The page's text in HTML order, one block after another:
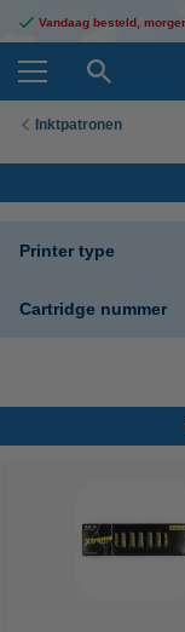
Vandaag besteld,
Inktpatronen
Printer type
Cartridge nummer